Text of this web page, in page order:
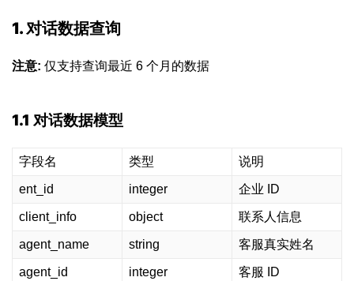
1. 对话数据查询
注意: 仅支持查询最近 6 个月的数据
1.1 对话数据模型
字段名 类型 说明
ent_id integer 企业 ID
client_info object 联系人信息
agent_name string 客服真实姓名
agent_id integer 客服 ID